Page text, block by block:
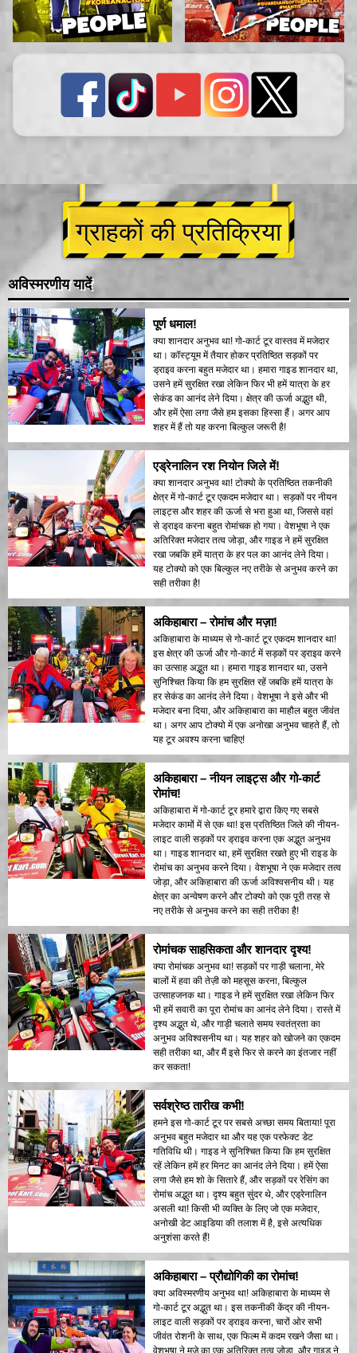
ग्राहकों की प्रतिक्रिया
अविस्मरणीय यादें
पूर्ण धमाल!
क्या शानदार अनुभव था! गो-कार्ट टूर वास्तव में मजेदार
था। कॉस्ट्यूम में तैयार होकर प्रतिष्ठित सड़कों पर
ड्राइव करना बहुत मजेदार था। हमारा गाइड शानदार था,
उसने हमें सुरक्षित रखा लेकिन फिर भी हमें यात्रा के हर
सेकंड का आनंद लेने दिया। क्षेत्र की ऊर्जा अद्भुत थी,
और हमें ऐसा लगा जैसे हम इसका हिस्सा हैं। अगर आप
शहर में हैं तो यह करना बिल्कुल जरूरी है!
एड्रेनालिन रश नियोन जिले में!
क्या शानदार अनुभव था! टोक्यो के प्रतिष्ठित तकनीकी
क्षेत्र में गो-कार्ट टूर एकदम मजेदार था। सड़कों पर नीयन
लाइट्स और शहर की ऊर्जा से भरा हुआ था, जिससे वहां
से ड्राइव करना बहुत रोमांचक हो गया। वेशभूषा ने एक
अतिरिक्त मजेदार तत्व जोड़ा, और गाइड ने हमें सुरक्षित
रखा जबकि हमें यात्रा के हर पल का आनंद लेने दिया।
यह टोक्यो को एक बिल्कुल नए तरीके से अनुभव करने का
सही तरीका है!
अकिहाबारा – रोमांच और मज़ा!
अकिहाबारा के माध्यम से गो-कार्ट टूर एकदम शानदार था!
इस क्षेत्र की ऊर्जा और गो-कार्ट में सड़कों पर ड्राइव करने
का उत्साह अद्भुत था। हमारा गाइड शानदार था, उसने
सुनिश्चित किया कि हम सुरक्षित रहें जबकि हमें यात्रा के
हर सेकंड का आनंद लेने दिया। वेशभूषा ने इसे और भी
मजेदार बना दिया, और अकिहाबारा का माहौल बहुत जीवंत
था। अगर आप टोक्यो में एक अनोखा अनुभव चाहते हैं, तो
यह टूर अवश्य करना चाहिए!
अकिहाबारा – नीयन लाइट्स और गो-कार्ट
रोमांच!
अकिहाबारा में गो-कार्ट टूर हमारे द्वारा किए गए सबसे
मजेदार कामों में से एक था! इस प्रतिष्ठित जिले की नीयन-
लाइट वाली सड़कों पर ड्राइव करना एक अद्भुत अनुभव
था। गाइड शानदार था, हमें सुरक्षित रखते हुए भी राइड के
रोमांच का अनुभव करने दिया। वेशभूषा ने एक मजेदार तत्व
जोड़ा, और अकिहाबारा की ऊर्जा अविश्वसनीय थी। यह
क्षेत्र का अन्वेषण करने और टोक्यो को एक पूरी तरह से
नए तरीके से अनुभव करने का सही तरीका है!
रोमांचक साहसिकता और शानदार दृश्य!
क्या रोमांचक अनुभव था! सड़कों पर गाड़ी चलाना, मेरे
बालों में हवा की तेज़ी को महसूस करना, बिल्कुल
उत्साहजनक था। गाइड ने हमें सुरक्षित रखा लेकिन फिर
भी हमें सवारी का पूरा रोमांच का आनंद लेने दिया। रास्ते में
दृश्य अद्भुत थे, और गाड़ी चलाते समय स्वतंत्रता का
अनुभव अविश्वसनीय था। यह शहर को खोजने का एकदम
सही तरीका था, और मैं इसे फिर से करने का इंतजार नहीं
कर सकता!
सर्वश्रेष्ठ तारीख कभी!
हमने इस गो-कार्ट टूर पर सबसे अच्छा समय बिताया! पूरा
अनुभव बहुत मजेदार था और यह एक परफेक्ट डेट
गतिविधि थी। गाइड ने सुनिश्चित किया कि हम सुरक्षित
रहें लेकिन हमें हर मिनट का आनंद लेने दिया। हमें ऐसा
लगा जैसे हम शो के सितारे हैं, और सड़कों पर रेसिंग का
रोमांच अद्भुत था। दृश्य बहुत सुंदर थे, और एड्रेनालिन
असली था! किसी भी व्यक्ति के लिए जो एक मजेदार,
अनोखी डेट आइडिया की तलाश में है, इसे अत्यधिक
अनुशंसा करते हैं!
अकिहाबारा – प्रौद्योगिकी का रोमांच!
क्या अविस्मरणीय अनुभव था! अकिहाबारा के माध्यम से
गो-कार्ट टूर अद्भुत था। इस तकनीकी केंद्र की नीयन-
लाइट वाली सड़कों पर ड्राइव करना, चारों ओर सभी
जीवंत रोशनी के साथ, एक फिल्म में कदम रखने जैसा था।